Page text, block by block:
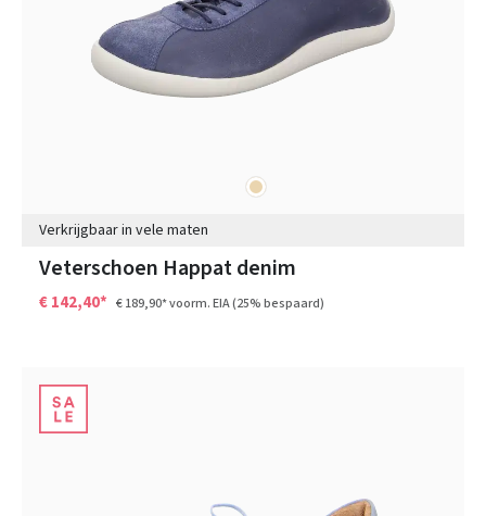
beige
Verkrijgbaar in vele maten
Veterschoen Happat denim
€ 142,40* € 189,90*voorm. EIA(25% bespaard)